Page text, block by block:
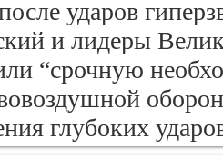
ударов
и лидеры
“срочную
глубоких